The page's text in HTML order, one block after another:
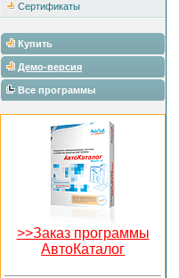
Сертификаты
Купить
Демо-версия
Все программы
>>Заказ программы
АвтоКаталог